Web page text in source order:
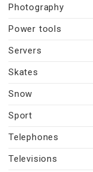
Photography
Power tools
Servers
Skates
Snow
Sport
Telephones
Televisions